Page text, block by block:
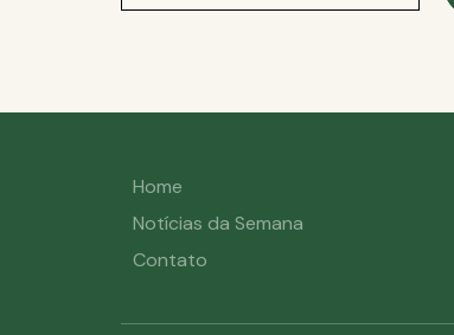
Home
Notícias da Semana
Contato